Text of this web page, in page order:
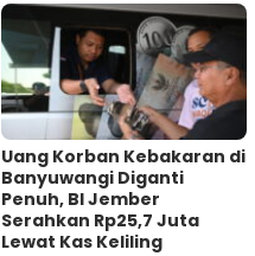
Uang Korban Kebakaran di
Banyuwangi Diganti
Penuh, BI Jember
Serahkan Rp25,7 Juta
Lewat Kas Keliling